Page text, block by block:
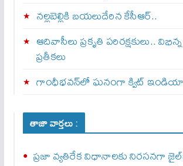
నల్లబెల్లికి బయలుదేరిన కేసీఆర్‌..
ఆదివాసీలు ప్రకృతి పరిరక్షకులు..
ప్రతీకలు
గాంధీభవన్‌లో ఘనంగా క్విట్‌
తాజా వార్తలు :
ప్రజా వ్యతిరేక విధానాలకు నిరసనగా